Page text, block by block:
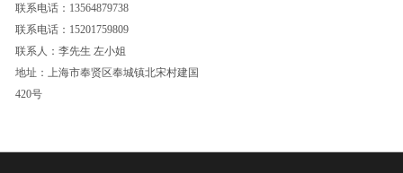
联系电话：13564879738
联系电话：15201759809
联系人：李先生 左小姐
地址：上海市奉贤区奉城镇北宋村建国
420号